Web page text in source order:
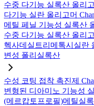
수중 다기능 실록산 올리
다기능 실란 올리고머
메틸 페닐 기능성 실록산
수중 다기능 실록산 올리
헥사데실트리메톡시실란
변성 폴리실록산
수성 코팅 접착 촉진제
변형된 디아미노 기능성
(메르캅토프로필)메틸실